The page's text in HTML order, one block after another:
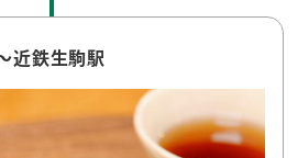
近鉄生駒駅